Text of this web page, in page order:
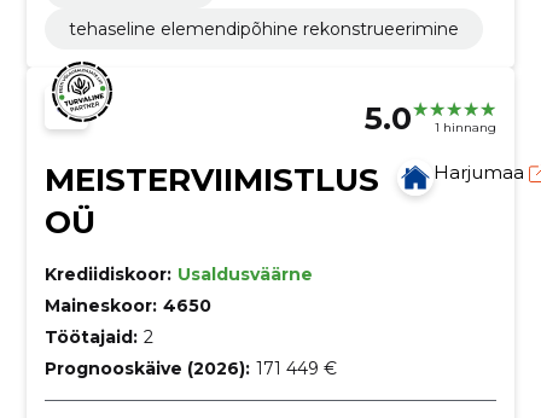
tehaseline elemendipõhine rekonstrueerimine
5.0 1 hinnang
MEISTERVIIMISTLUS
OÜ
Harjumaa
Krediidiskoor: Usaldusväärne
Maineskoor: 4650
Töötajaid: 2
Prognooskäive (2026): 171 449 €